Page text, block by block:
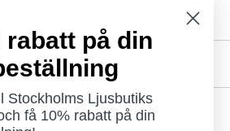
rabatt på din
Stockholms Ljusbutiks
få 10% rabatt på din